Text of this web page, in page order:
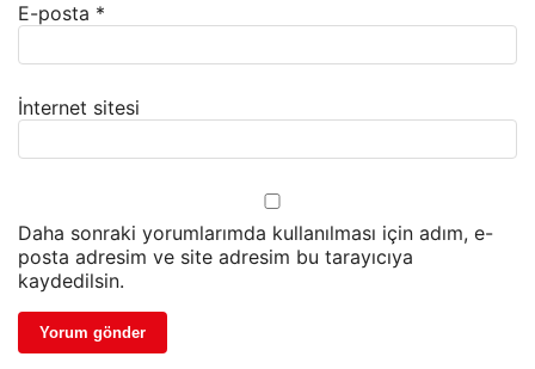
E-posta *
İnternet sitesi
Daha sonraki yorumlarımda kullanılması için adım, e-
posta adresim ve site adresim bu tarayıcıya
kaydedilsin.